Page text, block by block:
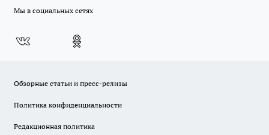
Мы в социальных сетях
Обзорные статьи и пресс-релизы
Политика конфиденциальности
Редакционная политика